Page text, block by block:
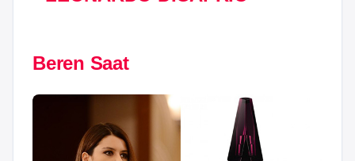
Beren Saat